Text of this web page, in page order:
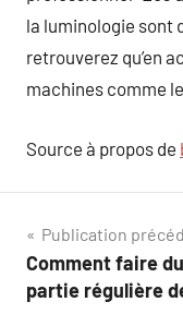
la luminologie sont
retrouverez qu’en
machines comme
Source à propos de
Navigation
de
Publication
Comment faire
partie régulière